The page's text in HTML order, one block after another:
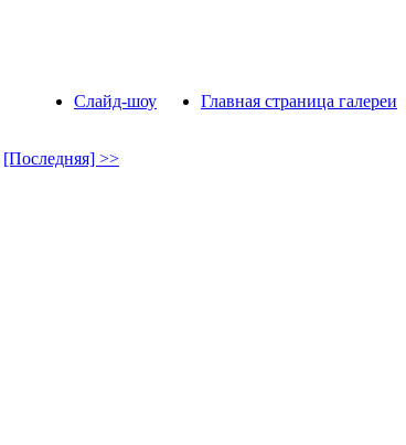
Главная страница галереи
Слайд-шоу
[Последняя] >>